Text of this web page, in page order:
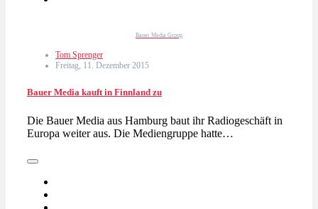
Bauer Media Group
Tom Sprenger
Freitag, 11. Dezember 2015
Bauer Media kauft in Finnland zu
Die Bauer Media aus Hamburg baut ihr Radiogeschäft in
Europa weiter aus. Die Mediengruppe hatte…